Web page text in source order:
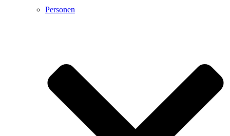
Personen